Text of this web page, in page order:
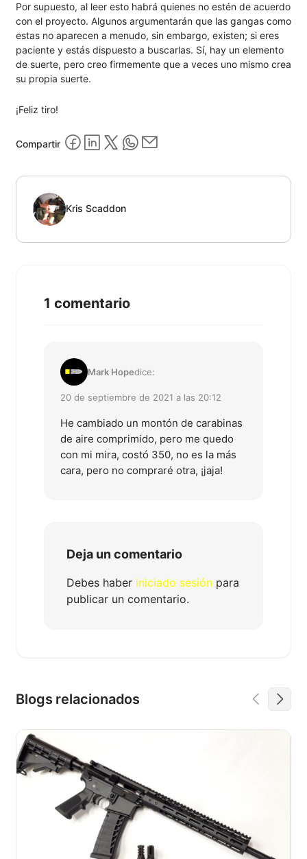
Por supuesto, al leer esto habrá quienes no estén de acuerdo
con el proyecto. Algunos argumentarán que las gangas como
estas no aparecen a menudo, sin embargo, existen; si eres
paciente y estás dispuesto a buscarlas. Sí, hay un elemento
de suerte, pero creo firmemente que a veces uno mismo crea
su propia suerte.
¡Feliz tiro!
Compartir
Kris Scaddon
1 comentario
Mark Hopedice:
20 de septiembre de 2021 a las 20:12
He cambiado un montón de carabinas
de aire comprimido, pero me quedo
con mi mira, costó 350, no es la más
cara, pero no compraré otra, ¡jaja!
Deja un comentario
Debes haber iniciado sesión para
publicar un comentario.
Blogs relacionados